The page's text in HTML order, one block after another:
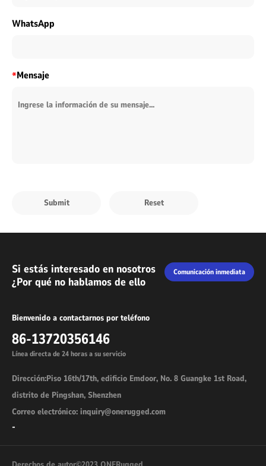
WhatsApp
*Mensaje
Si estás interesado en nosotros
¿Por qué no hablamos de ello
Comunicación inmediata
Bienvenido a contactarnos por teléfono
86-13720356146
Línea directa de 24 horas a su servicio
Dirección:Piso 16th/17th, edificio Emdoor, No. 8 Guangke 1st Road,
distrito de Pingshan, Shenzhen
Correo electrónico: inquiry@onerugged.com
-